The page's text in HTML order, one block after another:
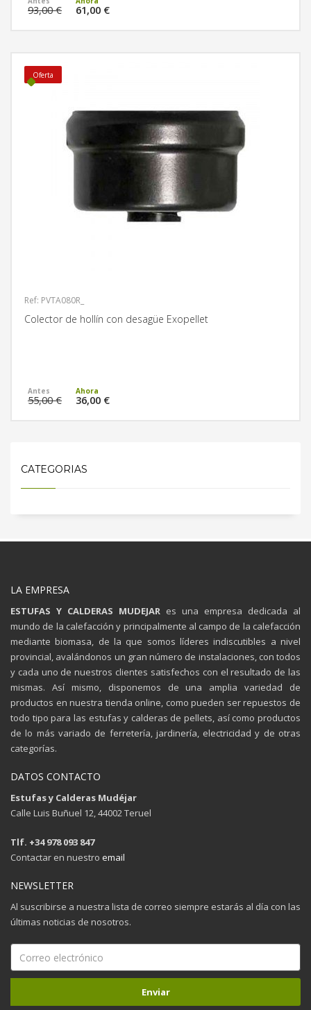
93,00 € 61,00 €
Oferta
Ref: PVTA080R_
Colector de hollín con desagüe Exopellet
55,00 € 36,00 €
CATEGORIAS
LA EMPRESA
ESTUFAS Y CALDERAS MUDEJAR es una empresa dedicada al
mundo de la calefacción y principalmente al campo de la calefacción
mediante biomasa, de la que somos líderes indiscutibles a nivel
provincial, avalándonos un gran número de instalaciones, con todos
y cada uno de nuestros clientes satisfechos con el resultado de las
mismas. Así mismo, disponemos de una amplia variedad de
productos en nuestra tienda online, como pueden ser repuestos de
todo tipo para las estufas y calderas de pellets, así como productos
de lo más variado de ferretería, jardinería, electricidad y de otras
categorías.
DATOS CONTACTO
Estufas y Calderas Mudéjar
Calle Luis Buñuel 12, 44002 Teruel
Tlf. +34 978 093 847
Contactar en nuestro email
NEWSLETTER
Al suscribirse a nuestra lista de correo siempre estarás al día con las
últimas noticias de nosotros.